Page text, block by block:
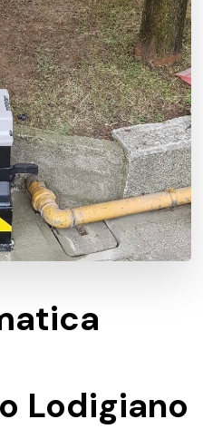
Lodigiano